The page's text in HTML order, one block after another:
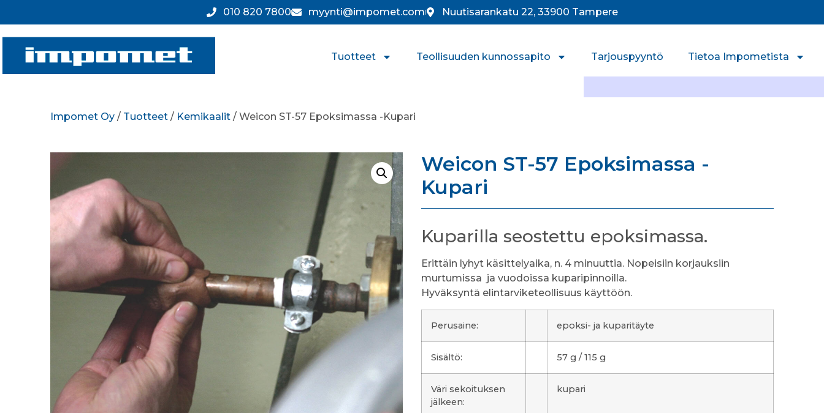
010 820 7800 myynti@impomet.com Nuutisarankatu 22, 33900 Tampere
Tuotteet Teollisuuden kunnossapito Tarjouspyyntö Tietoa Impometista
Impomet Oy / Tuotteet / Kemikaalit / Weicon ST-57 Epoksimassa -Kupari
Weicon ST-57 Epoksimassa -
Kupari
Kuparilla seostettu epoksimassa.
Erittäin lyhyt käsittelyaika, n. 4 minuuttia. Nopeisiin korjauksiin
murtumissa ja vuodoissa kuparipinnoilla.
Hyväksyntä elintarviketeollisuus käyttöön.
Perusaine: epoksi- ja kuparitäyte
Sisältö: 57 g / 115 g
Väri sekoituksen
jälkeen:
kupari